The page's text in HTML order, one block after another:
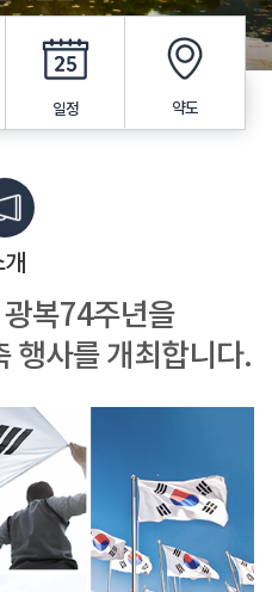
일정 약도
복74주년을
행사를 개최합니다.